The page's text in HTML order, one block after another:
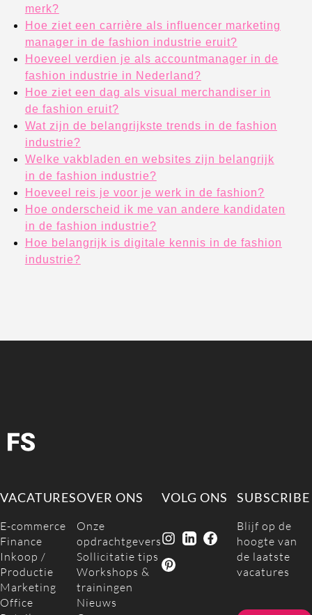
merk?
Hoe ziet een carrière als influencer marketing
manager in de fashion industrie eruit?
Hoeveel verdien je als accountmanager in de
fashion industrie in Nederland?
Hoe ziet een dag als visual merchandiser in
de fashion eruit?
Wat zijn de belangrijkste trends in de fashion
industrie?
Welke vakbladen en websites zijn belangrijk
in de fashion industrie?
Hoeveel reis je voor je werk in de fashion?
Hoe onderscheid ik me van andere kandidaten
in de fashion industrie?
Hoe belangrijk is digitale kennis in de fashion
industrie?
VACATURES
E-commerce
Finance
Inkoop /
Productie
Marketing
Office
OVER ONS
Onze
opdrachtgevers
Sollicitatie tips
Workshops &
trainingen
Nieuws
VOLG ONS SUBSCRIBE
Blijf op de
hoogte van
de laatste
vacatures